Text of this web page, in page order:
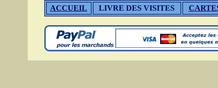
ACCUEIL LIVRE DES VISITES